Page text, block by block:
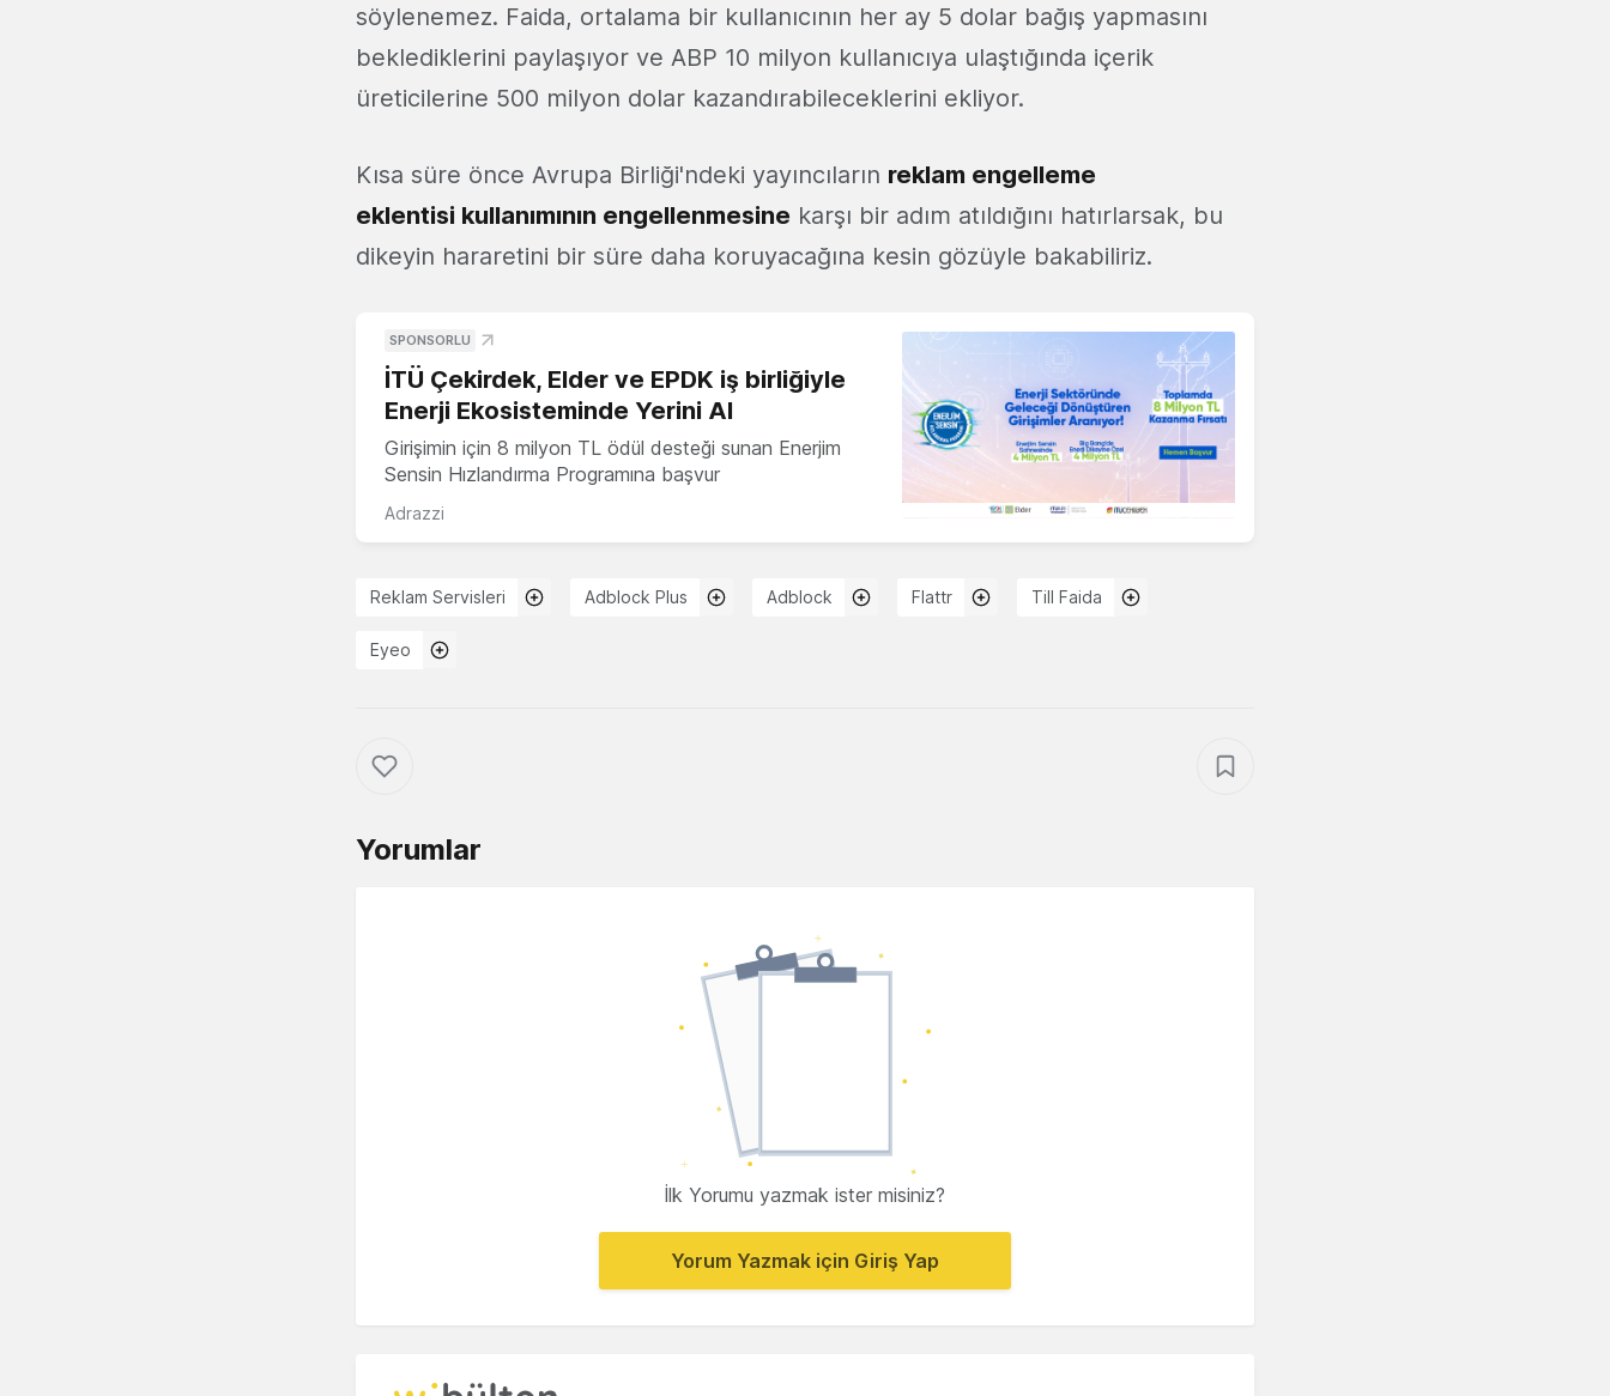
söylenemez. Faida, ortalama bir kullanıcının her ay 5 dolar bağış yapmasını
beklediklerini paylaşıyor ve ABP 10 milyon kullanıcıya ulaştığında içerik
üreticilerine 500 milyon dolar kazandırabileceklerini ekliyor.
Kısa süre önce Avrupa Birliği'ndeki yayıncıların reklam engelleme
eklentisi kullanımının engellenmesine karşı bir adım atıldığını hatırlarsak, bu
dikeyin hararetini bir süre daha koruyacağına kesin gözüyle bakabiliriz.
SPONSORLU
İTÜ Çekirdek, Elder ve EPDK iş birliğiyle
Enerji Ekosisteminde Yerini Al
Girişimin için 8 milyon TL ödül desteği sunan Enerjim
Sensin Hızlandırma Programına başvur
Adrazzi
Reklam Servisleri Adblock Plus Adblock Flattr Till Faida
Eyeo
Yorumlar
İlk Yorumu yazmak ister misiniz?
Yorum Yazmak için Giriş Yap